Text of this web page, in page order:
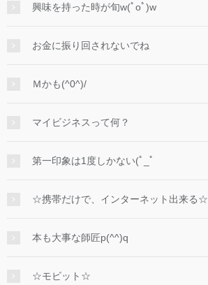
興味を持った時が旬w(ﾟoﾟ)w
お金に振り回されないでね
Ｍかも(^0^)/
マイビジネスって何？
第一印象は1度しかない(ﾟ_ﾟ
☆携帯だけで、インターネット出来る☆
本も大事な師匠p(^^)q
☆モビット☆